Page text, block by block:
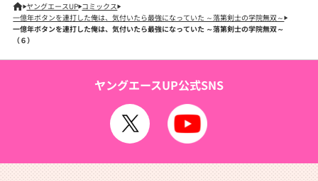
ヤングエースUP コミックス
一億年ボタンを連打した俺は、気付いたら最強になっていた ～落第剣士の学院無双～
一億年ボタンを連打した俺は、気付いたら最強になっていた ～落第剣士の学院無双～
（６）
ヤングエースUP公式SNS